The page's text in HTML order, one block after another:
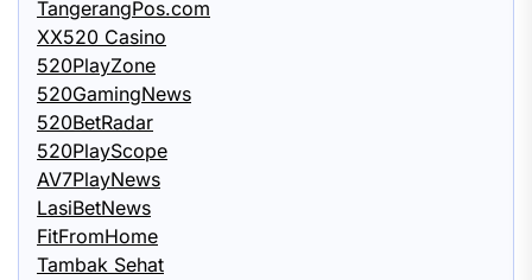
TangerangPos.com
XX520 Casino
520PlayZone
520GamingNews
520BetRadar
520PlayScope
AV7PlayNews
LasiBetNews
FitFromHome
Tambak Sehat